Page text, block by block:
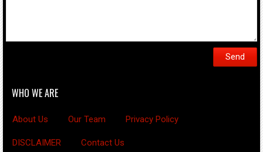
WHO WE ARE
About Us Our Team Privacy Policy
DISCLAIMER Contact Us